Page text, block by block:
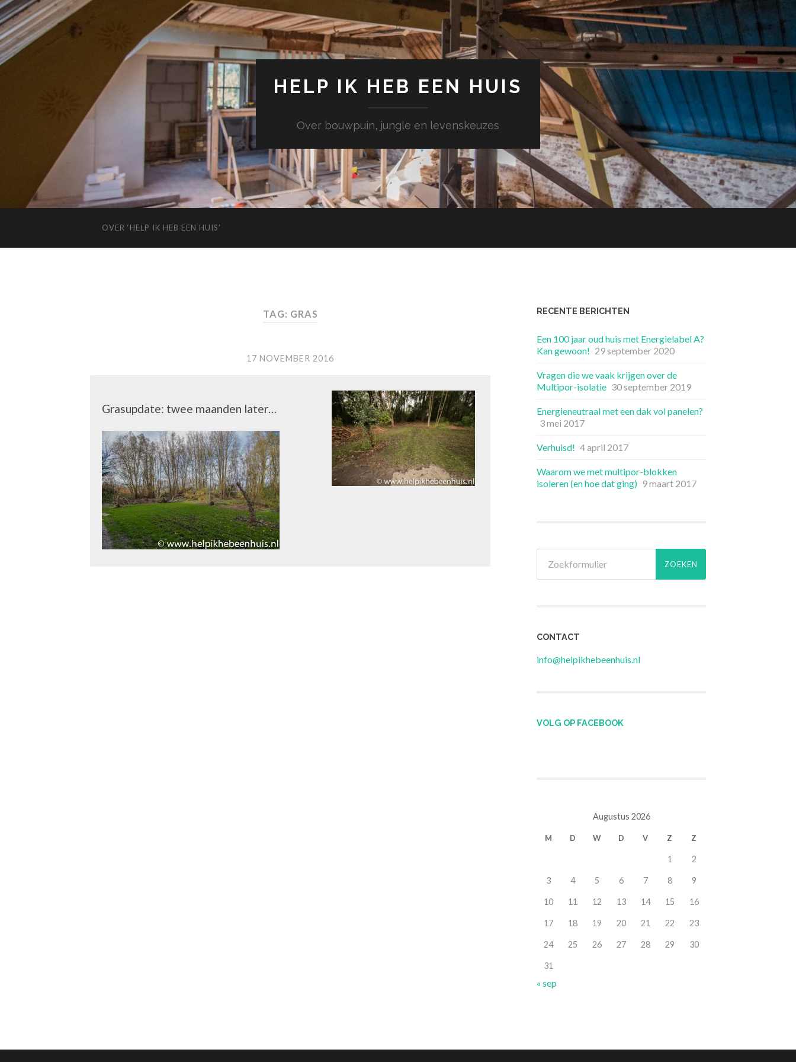
HELP IK HEB EEN HUIS
Over bouwpuin, jungle en levenskeuzes
OVER ‘HELP IK HEB EEN HUIS’
TAG: GRAS
17 NOVEMBER 2016
Grasupdate: twee maanden later…
RECENTE BERICHTEN
Een 100 jaar oud huis met Energielabel A?
Kan gewoon! 29 september 2020
Vragen die we vaak krijgen over de
Multipor-isolatie 30 september 2019
Energieneutraal met een dak vol panelen?
3 mei 2017
Verhuisd! 4 april 2017
Waarom we met multipor-blokken
isoleren (en hoe dat ging) 9 maart 2017
CONTACT
info@helpikhebeenhuis.nl
VOLG OP FACEBOOK
Augustus 2026
M D W D V Z Z
1 2
3 4 5 6 7 8 9
10 11 12 13 14 15 16
17 18 19 20 21 22 23
24 25 26 27 28 29 30
31
« sep